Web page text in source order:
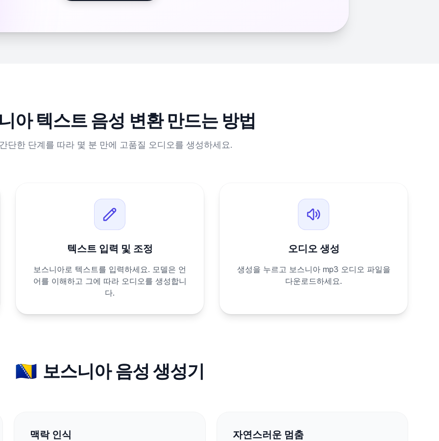
아 텍스트 음성 변환 만드는 방법
단한 단계를 따라 몇 분 만에 고품질 오디오를 생성하세요.
텍스트 입력 및 조정
보스니아로 텍스트를 입력하세요. 모델은 언
어를 이해하고 그에 따라 오디오를 생성합니
다.
오디오 생성
생성을 누르고 보스니아 mp3 오디오 파일을
다운로드하세요.
🇧🇦 보스니아 음성 생성기
맥락 인식 자연스러운 멈춤